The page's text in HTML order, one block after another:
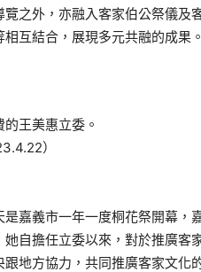
之外，亦融入客家伯公祭儀及
互結合，展現多元共融的成果。
王美惠立委。
）
嘉義市一年一度桐花祭開幕，
自擔任立委以來，對於推廣客
地方協力，共同推廣客家文化